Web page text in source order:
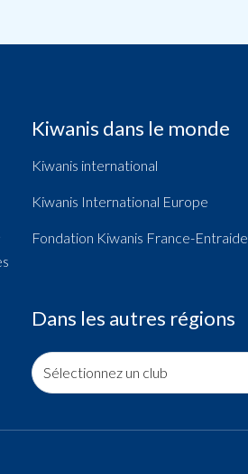
Kiwanis dans le monde
Kiwanis international
Kiwanis International Europe
Fondation Kiwanis France-Entraide
Dans les autres régions